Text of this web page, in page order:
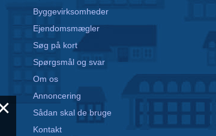
Byggevirksomheder
Ejendomsmægler
Søg på kort
Spørgsmål og svar
Om os
Annoncering
Sådan skal de bruge
Kontakt